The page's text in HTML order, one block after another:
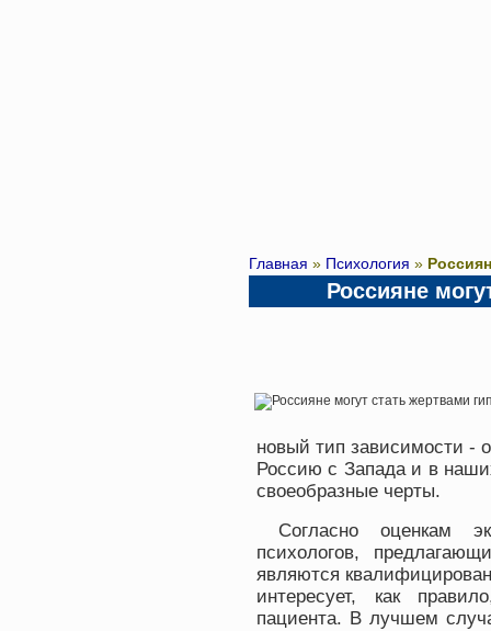
Главная » Психология »
Россияне
новый тип зависимости -
Россию с Запада и в
своеобразные черты.
Согласно оценкам
психологов,
являются
интересует, как
пациента. В лучшем